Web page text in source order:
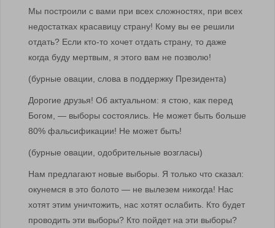
Мы построили с вами при всех сложностях, при всех
недостатках красавицу страну! Кому вы ее решили
отдать? Если кто-то хочет отдать страну, то даже
когда буду мертвым, я этого вам не позволю!
(бурные овации, слова в поддержку Президента)
Дорогие друзья! Об актуальном: я стою, как перед
Богом, — выборы состоялись. Не может быть больше
80% фальсификации! Не может быть!
(бурные овации, одобрительные возгласы)
Нам предлагают новые выборы. Я только что сказал:
окунемся в это болото — не вылезем никогда! Нас
хотят этим уничтожить, нас хотят ослабить. Кто будет
проводить эти выборы? Кто пойдет на эти выборы?